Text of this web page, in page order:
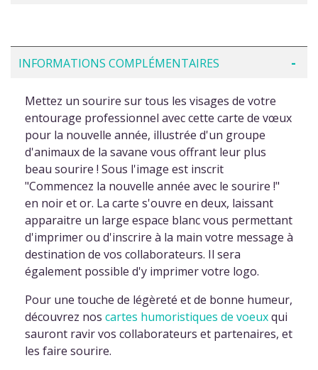
INFORMATIONS COMPLÉMENTAIRES
Mettez un sourire sur tous les visages de votre
entourage professionnel avec cette carte de vœux
pour la nouvelle année, illustrée d'un groupe
d'animaux de la savane vous offrant leur plus
beau sourire ! Sous l'image est inscrit
"Commencez la nouvelle année avec le sourire !"
en noir et or. La carte s'ouvre en deux, laissant
apparaitre un large espace blanc vous permettant
d'imprimer ou d'inscrire à la main votre message à
destination de vos collaborateurs. Il sera
également possible d'y imprimer votre logo.
Pour une touche de légèreté et de bonne humeur,
découvrez nos cartes humoristiques de voeuxqui
sauront ravir vos collaborateurs et partenaires, et
les faire sourire.